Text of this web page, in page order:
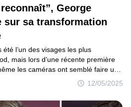
George
sur sa transformation
12/05/2025
l’un des visages les plus
mais lors d’une récente première
les caméras ont semblé faire une
remarqué que les
de George Clooney étaient
différentes pour susciter des